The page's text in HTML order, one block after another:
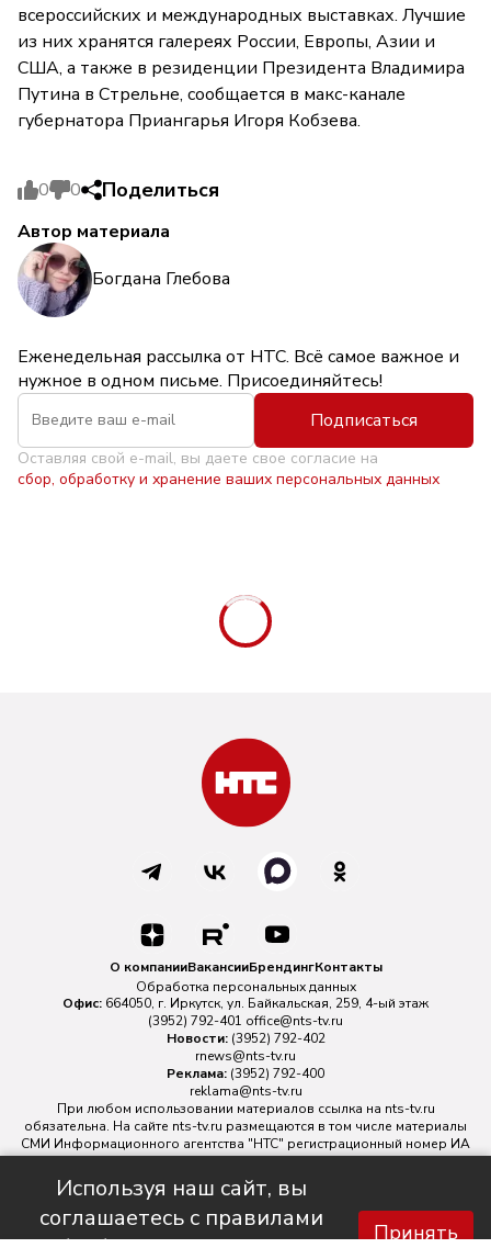
всероссийских и международных выставках. Лучшие
из них хранятся галереях России, Европы, Азии и
США, а также в резиденции Президента Владимира
Путина в Стрельне, сообщается в макс-канале
губернатора Приангарья Игоря Кобзева.
0 0 Поделиться
Автор материала
Богдана Глебова
Еженедельная рассылка от НТС. Всё самое важное и
нужное в одном письме. Присоединяйтесь!
Подписаться
Оставляя свой e-mail, вы даете свое согласие на
сбор, обработку и хранение ваших персональных данных
Используя наш сайт, вы
соглашаетесь с правилами
Принять
О компанииВакансииБрендингКонтакты
Обработка персональных данных
Офис: 664050, г. Иркутск, ул. Байкальская, 259, 4-ый этаж
(3952) 792-401 office@nts-tv.ru
Новости: (3952) 792-402
rnews@nts-tv.ru
Реклама: (3952) 792-400
reklama@nts-tv.ru
При любом использовании материалов ссылка на nts-tv.ru
обязательна. На сайте nts-tv.ru размещаются в том числе материалы
СМИ Информационного агентства "НТС" регистрационный номер ИА
№ ФС 77 - 88763 зарегистрировано Федеральной службой по
надзору в сфере связи, информационных технологий и массовых
коммуникаций.
Главный редактор ИА "НТС" Иштулкин Евгений Александрович16+